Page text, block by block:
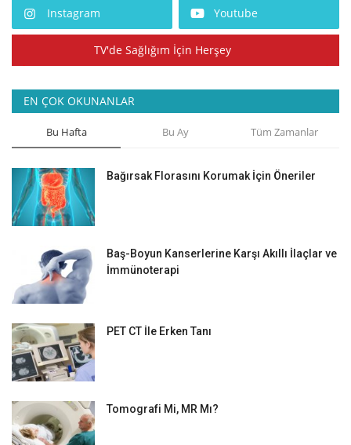
Instagram Youtube
TV'de Sağlığım İçin Herşey
EN ÇOK OKUNANLAR
Bu Hafta Bu Ay Tüm Zamanlar
Bağırsak Florasını Korumak İçin Öneriler
Baş-Boyun Kanserlerine Karşı Akıllı İlaçlar ve
İmmünoterapi
PET CT İle Erken Tanı
Tomografi Mi, MR Mı?